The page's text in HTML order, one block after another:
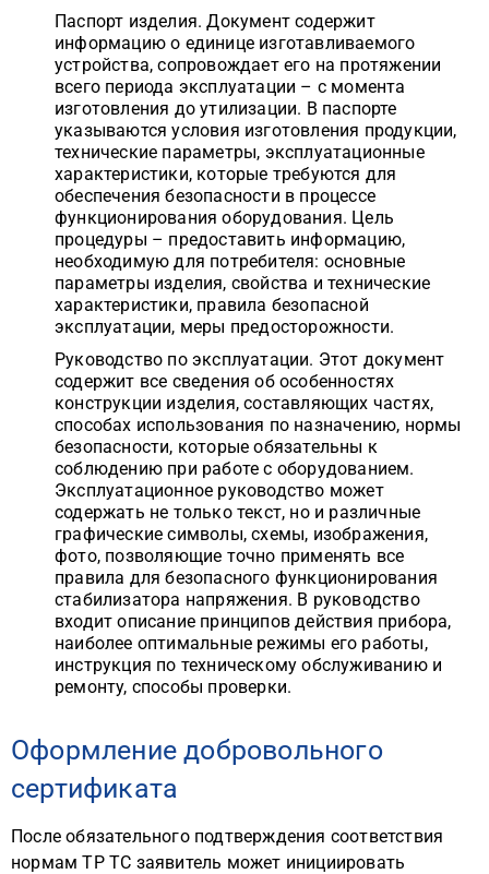
Паспорт изделия. Документ содержит
информацию о единице изготавливаемого
устройства, сопровождает его на протяжении
всего периода эксплуатации – с момента
изготовления до утилизации. В паспорте
указываются условия изготовления продукции,
технические параметры, эксплуатационные
характеристики, которые требуются для
обеспечения безопасности в процессе
функционирования оборудования. Цель
процедуры – предоставить информацию,
необходимую для потребителя: основные
параметры изделия, свойства и технические
характеристики, правила безопасной
эксплуатации, меры предосторожности.
Руководство по эксплуатации. Этот документ
содержит все сведения об особенностях
конструкции изделия, составляющих частях,
способах использования по назначению, нормы
безопасности, которые обязательны к
соблюдению при работе с оборудованием.
Эксплуатационное руководство может
содержать не только текст, но и различные
графические символы, схемы, изображения,
фото, позволяющие точно применять все
правила для безопасного функционирования
стабилизатора напряжения. В руководство
входит описание принципов действия прибора,
наиболее оптимальные режимы его работы,
инструкция по техническому обслуживанию и
ремонту, способы проверки.
Оформление добровольного
сертификата
После обязательного подтверждения соответствия
нормам ТР ТС заявитель может инициировать